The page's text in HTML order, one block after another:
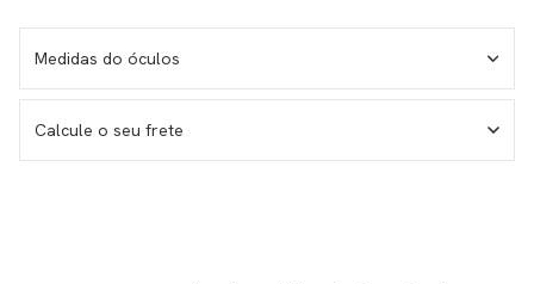
Medidas do óculos
Medida da lente – 58 mm
Medida do frontal total – 145 mm
Calcule o seu frete